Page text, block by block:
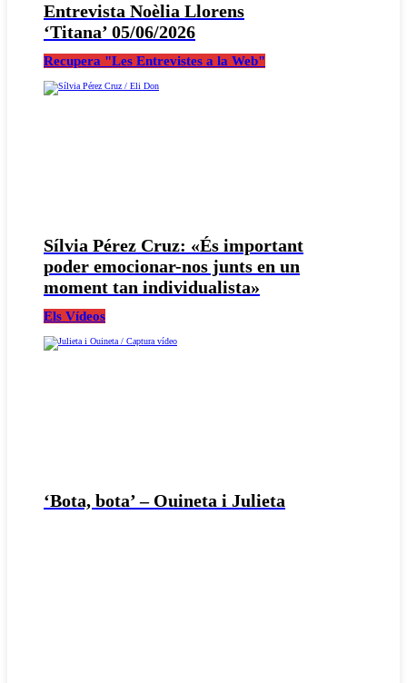
Entrevista Noèlia Llorens
‘Titana’ 05/06/2026
Recupera "Les Entrevistes a la Web"
Sílvia Pérez Cruz: «És important
poder emocionar-nos junts en un
moment tan individualista»
Els Vídeos
‘Bota, bota’ – Ouineta i Julieta